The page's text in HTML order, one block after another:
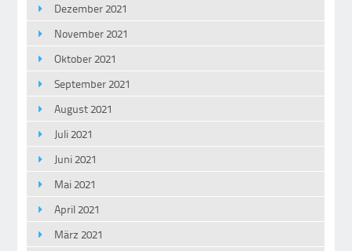
Dezember 2021
November 2021
Oktober 2021
September 2021
August 2021
Juli 2021
Juni 2021
Mai 2021
April 2021
März 2021